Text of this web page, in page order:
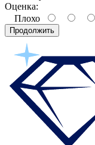
Оценка:
Плохо
Продолжить